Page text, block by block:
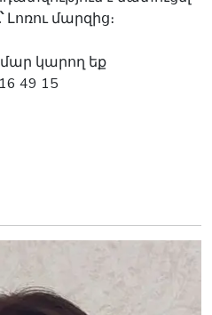
Լոռու մարզից։
կարող եք
49 15